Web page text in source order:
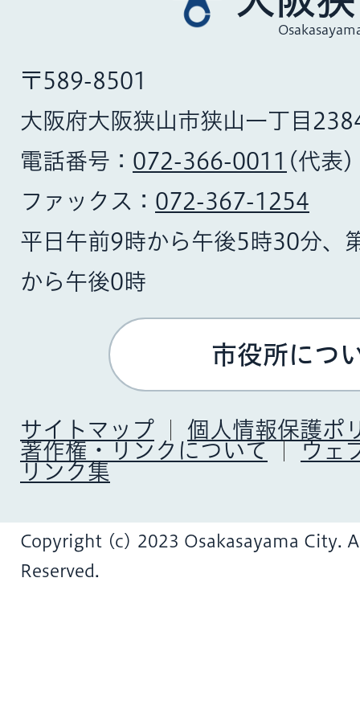
〒589-8501
大阪府大阪狭山市狭山一丁目
電話番号： 072-366-0011 (代表)
ファックス： 072-367-1254
平日午前9時から午後5時30分、
から午後0時
市役所につ
サイトマップ
個人情報保護ポ
著作権・リンクについて
ウェ
リンク集
Copyright (c) 2023 Osakasayama City.
Reserved.